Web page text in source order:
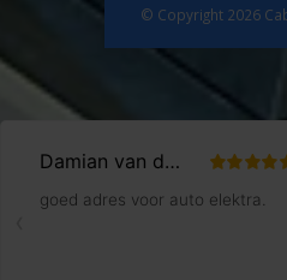
© Copyright 2026